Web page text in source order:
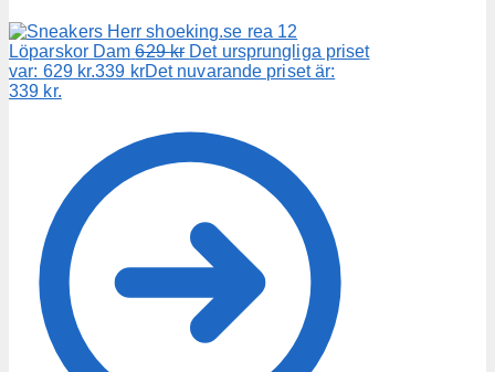
Löparskor Dam 629kr Det ursprungliga priset
var: 629 kr.339 krDet nuvarande priset är:
339 kr.